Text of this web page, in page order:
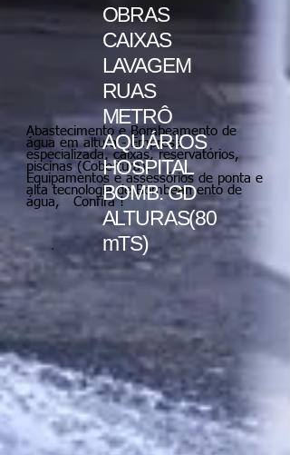
Abastecimento e Bombeamento de
água em altura - Empresa
especializada, caixas, reservatórios,
piscinas (Cobertura).
Equipamentos e assessórios de ponta e
alta tecnologia de Bombeamento de
água, Confira !
OBRAS
CAIXAS
LAVAGEM
RUAS
METRÔ
AQUÁRIOS
HOSPITAL
BOMB. GD
ALTURAS(80
mTS)